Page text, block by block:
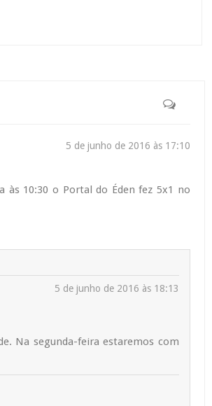
5 de junho de 2016 às 17:10
às 10:30 o Portal do Éden fez 5x1 no
5 de junho de 2016 às 18:13
Na segunda-feira estaremos com